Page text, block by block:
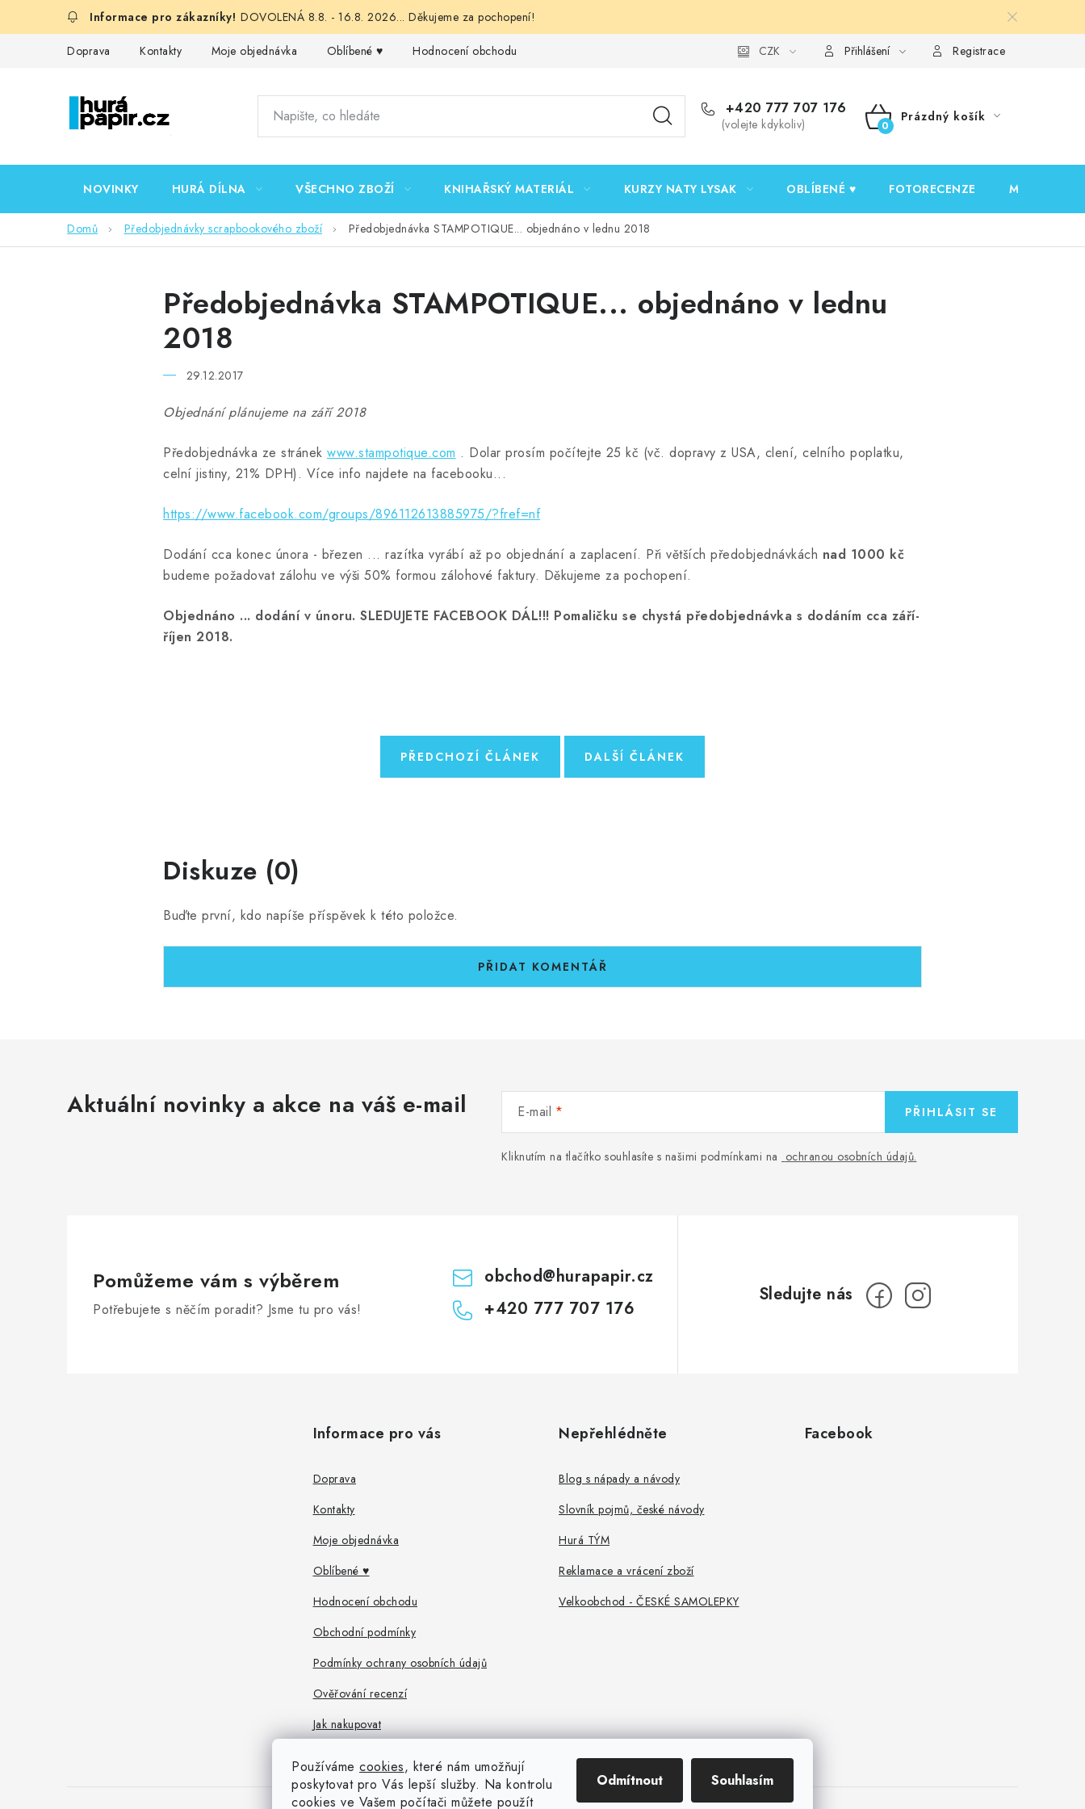
Používáme cookies, které nám umožňují
poskytovat pro Vás lepší služby. Na kontrolu
cookies ve Vašem počítači můžete použít
Odmítnout Souhlasím
DOVOLENÁ 8.8. - 16.8. 2026... Děkujeme za pochopení!
Doprava Kontakty Moje objednávka Oblíbené ♥️ Hodnocení obchodu Podmínky ochrany osobních údajů Ověřování recenzí
CZK Přihlášení Registrace
+420 777 707 176
(volejte kdykoliv)
NÁKUPNÍ
Prázdný košík
NOVINKY HURÁ DÍLNA VŠECHNO ZBOŽÍ KNIHAŘSKÝ MATERIÁL KURZY NATY LYSAK OBLÍBENÉ ♥️ FOTORECENZE MOJE
Domů Předobjednávky scrapbookového zboží Předobjednávka STAMPOTIQUE... objednáno v lednu 2018
Předobjednávka STAMPOTIQUE... objednáno v lednu
2018
29.12.2017
Objednání plánujeme na září 2018
Předobjednávka ze stránek www.stampotique.com . Dolar prosím počítejte 25 kč (vč. dopravy z USA, clení, celního poplatku,
celní jistiny, 21% DPH). Více info najdete na facebooku...
https://www.facebook.com/groups/896112613885975/?fref=nf
Dodání cca konec února - březen ... razítka vyrábí až po objednání a zaplacení. Při větších předobjednávkách nad 1000 kč
budeme požadovat zálohu ve výši 50% formou zálohové faktury. Děkujeme za pochopení.
Objednáno ... dodání v únoru. SLEDUJETE FACEBOOK DÁL!!! Pomaličku se chystá předobjednávka s dodáním cca září-
říjen 2018.
PŘEDCHOZÍ ČLÁNEK DALŠÍ ČLÁNEK
Diskuze (0)
Buďte první, kdo napíše příspěvek k této položce.
PŘIDAT KOMENTÁŘ
Aktuální novinky a akce na váš e-mail E-mail
Kliknutím na tlačítko souhlasíte s našimi podmínkami na ochranou osobních údajů.
PŘIHLÁSIT SE
Pomůžeme vám s výběrem
Potřebujete s něčím poradit? Jsme tu pro vás!
obchod@hurapapir.cz
+420 777 707 176
Informace pro vás
Doprava
Kontakty
Moje objednávka
Oblíbené ♥️
Hodnocení obchodu
Obchodní podmínky
Podmínky ochrany osobních údajů
Ověřování recenzí
Jak nakupovat
Nepřehlédněte
Blog s nápady a návody
Slovník pojmů, české návody
Hurá TÝM
Reklamace a vrácení zboží
Velkoobchod - ČESKÉ SAMOLEPKY
Facebook